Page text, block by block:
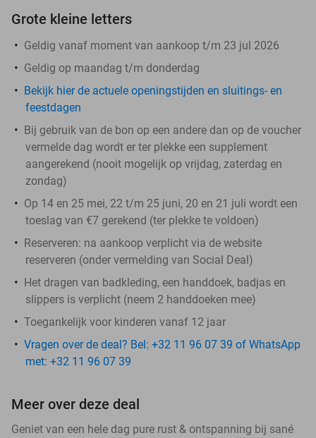
Grote kleine letters
Geldig vanaf moment van aankoop t/m 23 jul 2026
Geldig op maandag t/m donderdag
Bekijk hier de actuele openingstijden en sluitings- en
feestdagen
Bij gebruik van de bon op een andere dan op de voucher
vermelde dag wordt er ter plekke een supplement
aangerekend (nooit mogelijk op vrijdag, zaterdag en
zondag)
Op 14 en 25 mei, 22 t/m 25 juni, 20 en 21 juli wordt een
toeslag van €7 gerekend (ter plekke te voldoen)
Reserveren: na aankoop verplicht via de website
reserveren (onder vermelding van Social Deal)
Het dragen van badkleding, een handdoek, badjas en
slippers is verplicht (neem 2 handdoeken mee)
Toegankelijk voor kinderen vanaf 12 jaar
Vragen over de deal? Bel: +32 11 96 07 39 of WhatsApp
met: +32 11 96 07 39
Meer over deze deal
Geniet van een hele dag pure rust & ontspanning bij sané